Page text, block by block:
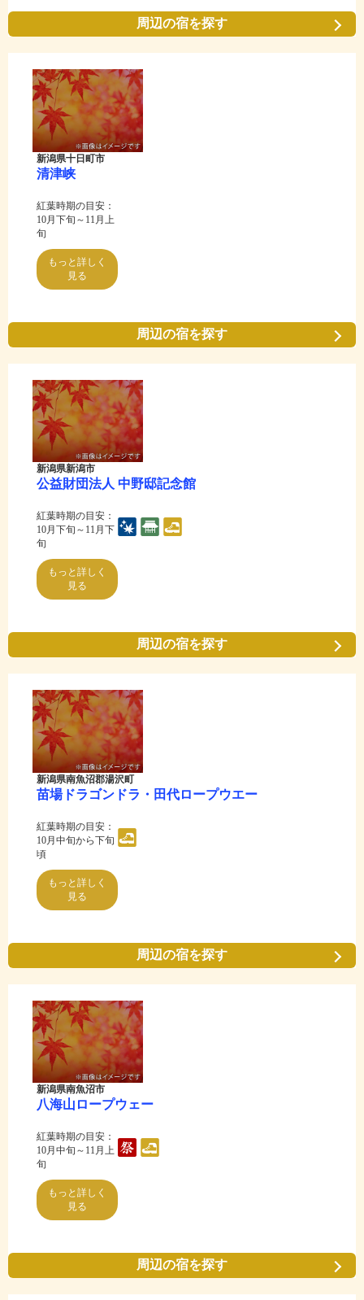
周辺の宿を探す
新潟県十日町市
清津峡
紅葉時期の目安：
10月下旬～11月上
旬
もっと詳しく
見る
周辺の宿を探す
新潟県新潟市
公益財団法人 中野邸記念館
紅葉時期の目安：
10月下旬～11月下
旬
もっと詳しく
見る
周辺の宿を探す
新潟県南魚沼郡湯沢町
苗場ドラゴンドラ・田代ロープウエー
紅葉時期の目安：
10月中旬から下旬
頃
もっと詳しく
見る
周辺の宿を探す
新潟県南魚沼市
八海山ロープウェー
紅葉時期の目安：
10月中旬～11月上
旬
もっと詳しく
見る
周辺の宿を探す